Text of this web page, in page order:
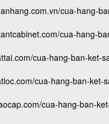
cua-hang-
cua-hang-
cua-hang-ban-ket-
cua-hang-ban-ket-
cua-hang-ban-